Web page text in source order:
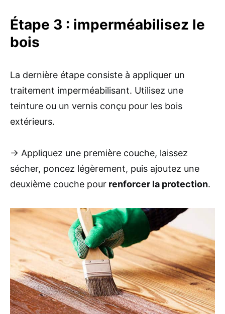
Étape 3 : imperméabilisez le
bois
La dernière étape consiste à appliquer un
traitement imperméabilisant. Utilisez une
teinture ou un vernis conçu pour les bois
extérieurs.
→ Appliquez une première couche, laissez
sécher, poncez légèrement, puis ajoutez une
deuxième couche pour renforcer la protection.